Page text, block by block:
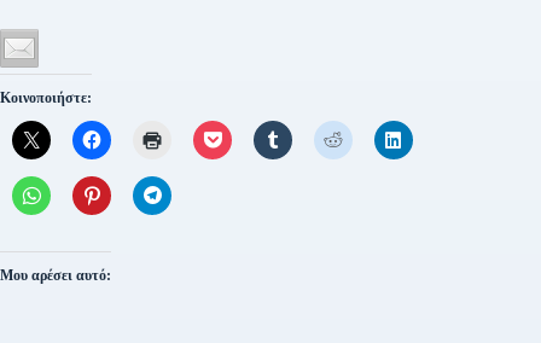
Κοινοποιήστε:
Μου αρέσει αυτό: